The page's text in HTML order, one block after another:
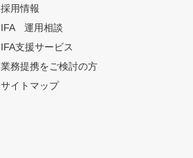
採用情報
IFA 運用相談
IFA支援サービス
業務提携をご検討の方
サイトマップ